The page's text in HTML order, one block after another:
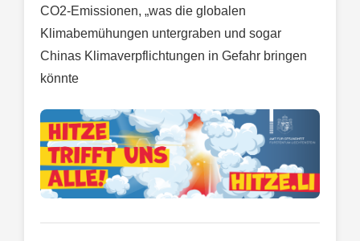
CO2-Emissionen, „was die globalen
Klimabemühungen untergraben und sogar
Chinas Klimaverpflichtungen in Gefahr bringen
könnte